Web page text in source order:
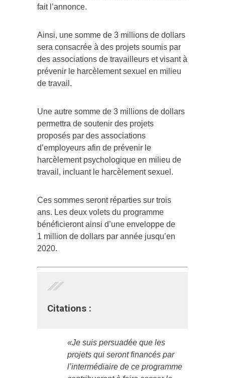
fait l’annonce.
Ainsi, une somme de 3 millions de dollars
sera consacrée à des projets soumis par
des associations de travailleurs et visant à
prévenir le harcèlement sexuel en milieu
de travail.
Une autre somme de 3 millions de dollars
permettra de soutenir des projets
proposés par des associations
d’employeurs afin de prévenir le
harcèlement psychologique en milieu de
travail, incluant le harcèlement sexuel.
Ces sommes seront réparties sur trois
ans. Les deux volets du programme
bénéficieront ainsi d’une enveloppe de
1 million de dollars par année jusqu’en
2020.
Citations :
«Je suis persuadée que les
projets qui seront financés par
l’intermédiaire de ce programme